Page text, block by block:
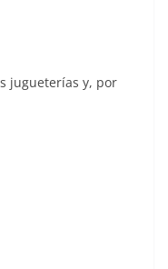
jugueterías y, por